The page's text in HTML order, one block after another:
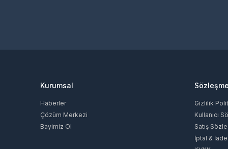
Kurumsal
Haberler
Çözüm Merkezi
Bayimiz Ol
Gizlilik
Kullanıcı
Satış
İptal & İade